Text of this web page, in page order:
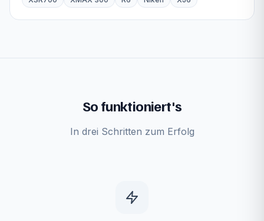
So funktioniert's
In drei Schritten zum Erfolg